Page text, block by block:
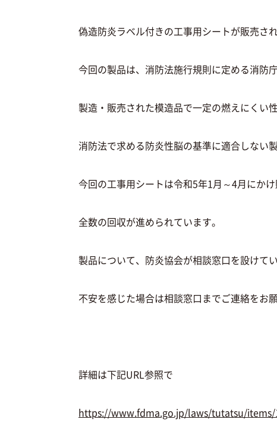
偽造防炎ラベル付きの工事用シートが販売さ
今回の製品は、消防法施行規則に定める消防
製造・販売された模造品で一定の燃えにくい
消防法で求める防炎性脳の基準に適合しない
今回の工事用シートは令和5年1月～4月にか
全数の回収が進められています。
製品について、防炎協会が相談窓口を設けてい
不安を感じた場合は相談窓口までご連絡をお
詳細は下記URL参照で
https://www.fdma.go.jp/laws/tutatsu/items/